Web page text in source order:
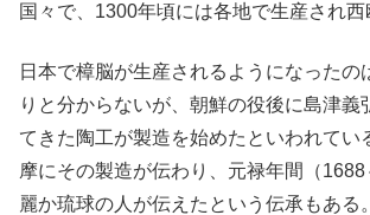
国々で、1300年頃には各地で生産され西
日本で樟脳が生産されるようになったの
りと分からないが、朝鮮の役後に島津義
てきた陶工が製造を始めたといわれてい
摩にその製造が伝わり、元禄年間（
麗か琉球の人が伝えたという伝承もある